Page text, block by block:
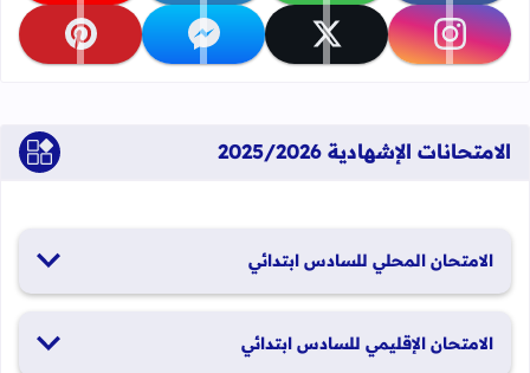
تابعنا على instagram تابعنا على x تابعنا على messenger تابعنا على pinterest
الامتحانات الإشهادية 2025/2026
الامتحان المحلي للسادس ابتدائي
الامتحان الإقليمي للسادس ابتدائي